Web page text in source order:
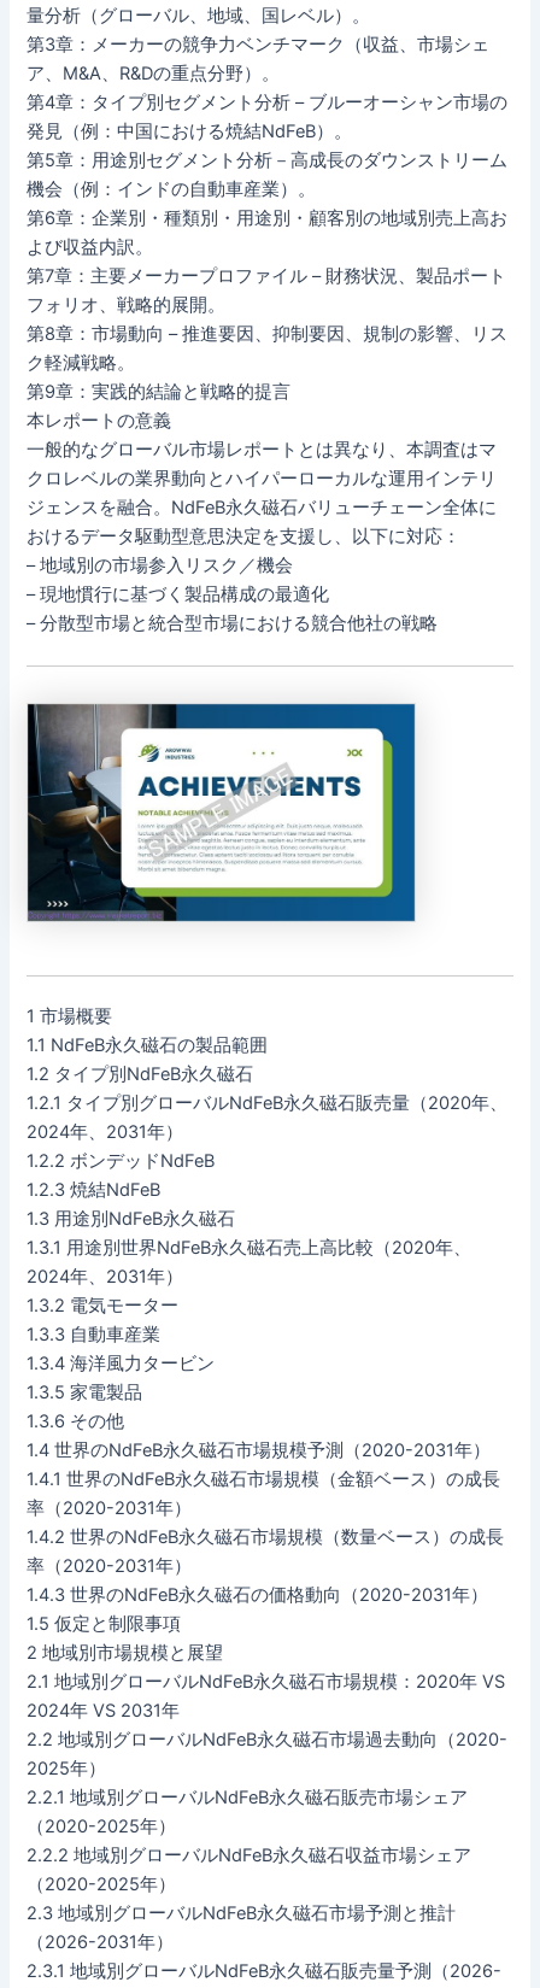
量分析（グローバル、地域、国レベル）。
第3章：メーカーの競争力ベンチマーク（収益、市場シェ
ア、M&A、R&Dの重点分野）。
第4章：タイプ別セグメント分析 – ブルーオーシャン市場の
発見（例：中国における焼結NdFeB）。
第5章：用途別セグメント分析－高成長のダウンストリーム
機会（例：インドの自動車産業）。
第6章：企業別・種類別・用途別・顧客別の地域別売上高お
よび収益内訳。
第7章：主要メーカープロファイル – 財務状況、製品ポート
フォリオ、戦略的展開。
第8章：市場動向 – 推進要因、抑制要因、規制の影響、リス
ク軽減戦略。
第9章：実践的結論と戦略的提言
本レポートの意義
一般的なグローバル市場レポートとは異なり、本調査はマ
クロレベルの業界動向とハイパーローカルな運用インテリ
ジェンスを融合。NdFeB永久磁石バリューチェーン全体に
おけるデータ駆動型意思決定を支援し、以下に対応：
– 地域別の市場参入リスク／機会
– 現地慣行に基づく製品構成の最適化
– 分散型市場と統合型市場における競合他社の戦略
1 市場概要
1.1 NdFeB永久磁石の製品範囲
1.2 タイプ別NdFeB永久磁石
1.2.1 タイプ別グローバルNdFeB永久磁石販売量（2020年、
2024年、2031年）
1.2.2 ボンデッドNdFeB
1.2.3 焼結NdFeB
1.3 用途別NdFeB永久磁石
1.3.1 用途別世界NdFeB永久磁石売上高比較（2020年、
2024年、2031年）
1.3.2 電気モーター
1.3.3 自動車産業
1.3.4 海洋風力タービン
1.3.5 家電製品
1.3.6 その他
1.4 世界のNdFeB永久磁石市場規模予測（2020-2031年）
1.4.1 世界のNdFeB永久磁石市場規模（金額ベース）の成長
率（2020-2031年）
1.4.2 世界のNdFeB永久磁石市場規模（数量ベース）の成長
率（2020-2031年）
1.4.3 世界のNdFeB永久磁石の価格動向（2020-2031年）
1.5 仮定と制限事項
2 地域別市場規模と展望
2.1 地域別グローバルNdFeB永久磁石市場規模：2020年 VS
2024年 VS 2031年
2.2 地域別グローバルNdFeB永久磁石市場過去動向（2020-
2025年）
2.2.1 地域別グローバルNdFeB永久磁石販売市場シェア
（2020-2025年）
2.2.2 地域別グローバルNdFeB永久磁石収益市場シェア
（2020-2025年）
2.3 地域別グローバルNdFeB永久磁石市場予測と推計
（2026-2031年）
2.3.1 地域別グローバルNdFeB永久磁石販売量予測（2026-